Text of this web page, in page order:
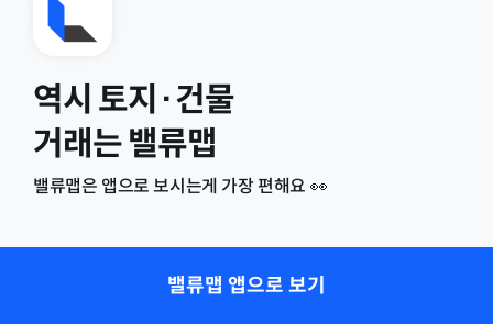
역시 토지·건물
거래는 밸류맵
밸류맵은 앱으로 보시는게 가장 편해요 👀
밸류맵 앱으로 보기